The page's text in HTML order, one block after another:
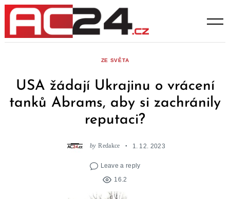
Skip
content
ZE SVĚTA
USA žádají Ukrajinu o vrácení
tanků Abrams, aby si zachránily
reputaci?
by Redakce 1. 12. 2023
Leave a reply
16.2